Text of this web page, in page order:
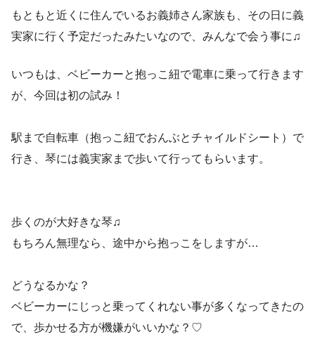
もともと近くに住んでいるお義姉さん家族も、その日に義
実家に行く予定だったみたいなので、みんなで会う事に♫
いつもは、ベビーカーと抱っこ紐で電車に乗って行きます
が、今回は初の試み！
駅まで自転車（抱っこ紐でおんぶとチャイルドシート）で
行き、琴には義実家まで歩いて行ってもらいます。
歩くのが大好きな琴♫
もちろん無理なら、途中から抱っこをしますが…
どうなるかな？
ベビーカーにじっと乗ってくれない事が多くなってきたの
で、歩かせる方が機嫌がいいかな？♡